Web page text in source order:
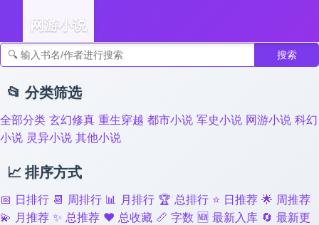
网游小说
搜索
📂 分类筛选
全部分类 玄幻修真 重生穿越 都市小说 军史小说 网游小说 科幻
小说 灵异小说 其他小说
📈 排序方式
📅 日排行 📆 周排行 📊 月排行 🏆 总排行 ⭐ 日推荐 🌟 周推荐
💫 月推荐 ✨ 总推荐 ❤️ 总收藏 📏 字数 🆕 最新入库 🔄 最新更